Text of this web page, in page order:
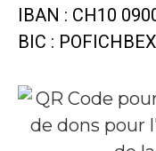
IBAN : CH10
BIC :